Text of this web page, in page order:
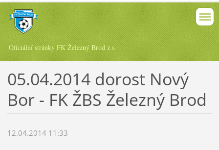
Oficiální stránky FK Železný Brod z.s.
05.04.2014 dorost Nový
Bor - FK ŽBS Železný Brod
12.04.2014 11:33